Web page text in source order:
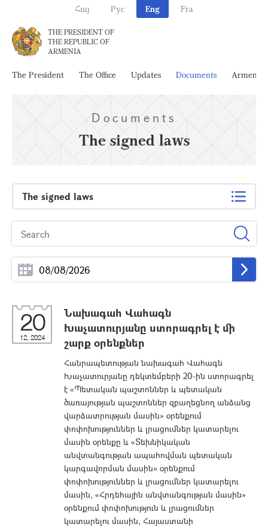
Հայ Рус Eng Fra
THE PRESIDENT OF
THE REPUBLIC OF
ARMENIA
The President The Office Updates Documents Armenia
Documents
The signed laws
The signed laws
20
12, 2024
Նախագահ Վահագն
Խաչատուրյանը ստորագրել է մի
շարք օրենքներ
Հանրապետության նախագահ Վահագն
Խաչատուրյանը դեկտեմբերի 20-ին ստորագրել
է «Պետական պաշտոններ և պետական
ծառայության պաշտոններ զբաղեցնող անձանց
վարձատրության մասին» օրենքում
փոփոխություններ և լրացումներ կատարելու
մասին օրենքը և «Տեխնիկական
անվտանգության ապահովման պետական
կարգավորման մասին» օրենքում
փոփոխություններ և լրացումներ կատարելու
մասին, «Հրդեհային անվտանգության մասին»
օրենքում փոփոխություն և լրացումներ
կատարելու մասին, Հայաստանի